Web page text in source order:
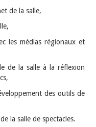
de la salle,
les médias régionaux et
de la salle à la réflexion
des outils de
la salle de spectacles.